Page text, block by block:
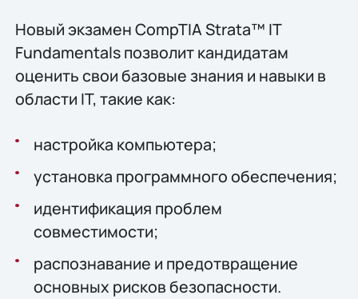
Новый экзамен CompTIA Strata™ IT
Fundamentals позволит кандидатам
оценить свои базовые знания и навыки в
области IT, такие как:
настройка компьютера;
установка программного обеспечения;
идентификация проблем
совместимости;
распознавание и предотвращение
основных рисков безопасности.